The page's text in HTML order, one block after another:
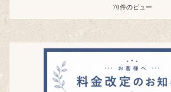
70件のビュー